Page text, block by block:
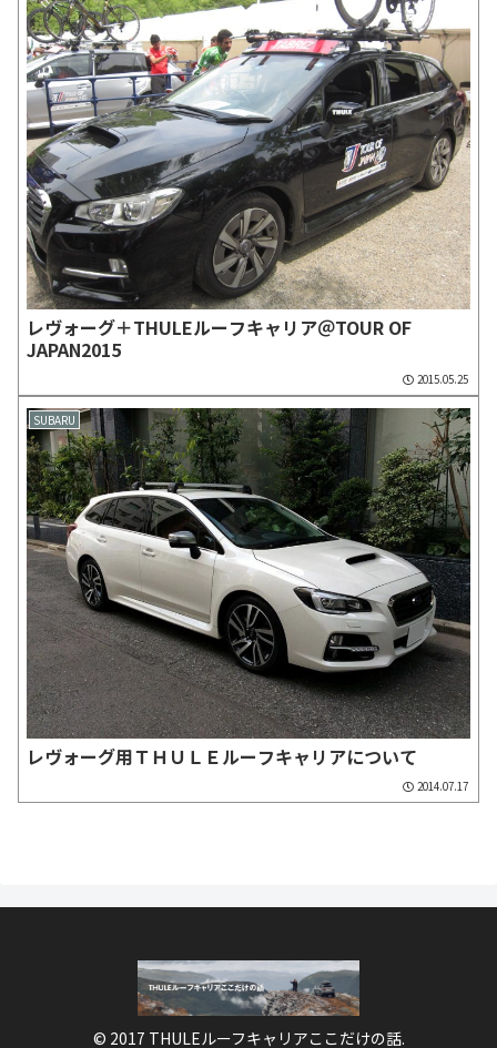
レヴォーグ＋THULEルーフキャリア＠TOUR OF
JAPAN2015
2015.05.25
SUBARU
レヴォーグ用ＴＨＵＬＥルーフキャリアについて
2014.07.17
© 2017 THULEルーフキャリアここだけの話.